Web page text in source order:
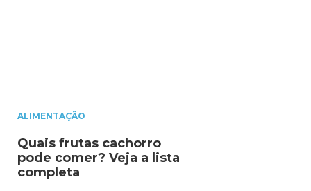
ALIMENTAÇÃO
Quais frutas cachorro
pode comer? Veja a lista
completa